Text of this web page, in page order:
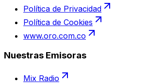
Política de Privacidad
Política de Cookies
www.oro.com.co
Nuestras Emisoras
Mix Radio